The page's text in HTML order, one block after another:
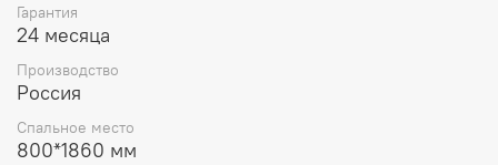
Гарантия
24 месяца
Производство
Россия
Спальное место
800*1860 мм